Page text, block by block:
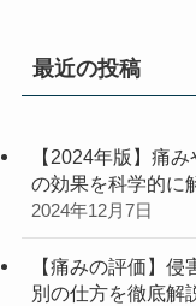
最近の投稿
【2024年版】痛
の効果を科学的に
2024年12月7日
【痛みの評価】
別の仕方を徹底解